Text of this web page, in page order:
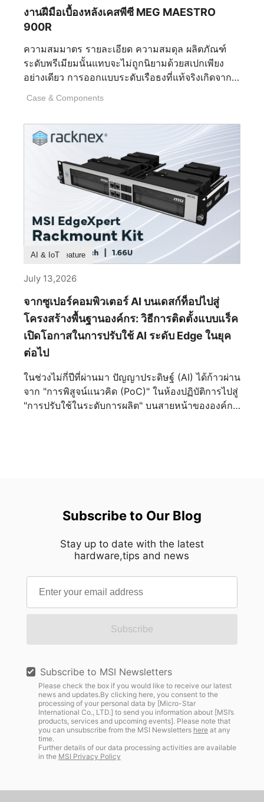
ความจำ ส่วนประกอบระบบระบายความร้อน อุปกรณ์
ต่อพ่วง และอุปกรณ์ของบุคคลที่สามที่เข้ากันได้จาก
อินเตอร์เฟซเดียว ความเข้ากันได้ที่กว้างขวางช่วยลด
ความซับซ้อนที่ไม่จำเป็น ความต้องการใช้
แอปพลิเคชันหลายตัว และการสิ้นเปลืองทรัพยากรที่มี
ค่าของโปรเซสเซอร์ แรม และที่เก็บข้อมูลของคุณ
การใช้งานพีซีที่เรียบง่ายและมีประสิทธิภาพยิ่งขึ้น
ปรับแต่งละเอียดอย่างไร — สี เอฟเฟกต์ และโปรไฟล์?
ตัวเลือกการปรับแต่งไฟ RGB มีความยืดหยุ่นเพียงไร
รวมถึงสี เอฟเฟกต์ และโปรไฟล์? โหมดไฟ RGB: 10
โหมดไฟในตัว รวมถึง Wave, Steady, Flame,
Breath, CPU Temperature, Color Ring, [...]
งานฝีมือเบื้องหลังเคสพีซี MEG MAESTRO
900R
ความสมมาตร รายละเอียด ความสมดุล ผลิตภัณฑ์
ระดับพรีเมียมนั้นแทบจะไม่ถูกนิยามด้วยสเปกเพียง
อย่างเดียว การออกแบบระดับเรือธงที่แท้จริงเกิดจาก
ก่อนที่จะมีการติดตั้งชิ้นส่วนแรก นั่นคือการตัดสินใจ
ขัดเกลาทุกรายละเอียดจนเหลือไว้แต่สิ่งที่สมบูรณ์แบบ
ที่สุด MEG MAESTRO 900R คือตัวแทนของปรัชญา
นี้อย่างแท้จริง ในฐานะเคสระดับเรือธงของ MSI เคสนี้
ไม่ได้ถูกออกแบบมาเพื่อให้เป็นเพียงแค่ตู้อวดโฉม
ฮาร์ดแวร์ไฮเอนด์เท่านั้น แต่ถูกรังสรรค์ให้เป็นชิ้นงาน
สถาปัตยกรรมชิ้นเอก ที่ซึ่งความแม่นยำทางวิศวกรรม
และความประณีตงดงามผสานกันอย่างลงตัว ทุกๆ เส้น
สาย ทุกพื้นผิว และทุกการหักเหของแสงได้รับการ
ไตร่ตรองมาเป็นอย่างดี เพื่อสร้างสรรค์รูปทรงที่ดูเหนือ
กาลเวลามากกว่าที่จะวิ่งตามกระแส ผลลัพธ์ที่ได้จึง
เป็นมากกว่าเคสพีซีระดับพรีเมียม แต่มันคือการ
โครงสร้างและความสุนทรียภาพหลอมรวมเข้าด้วยกัน
จนแยกออกจากกันไม่ได้ จุดเริ่มต้นแห่งความสมดุลอัน
สมบูรณ์แบบ ตลอดหน้าประวัติศาสตร์ ความสมมาตร
เป็นตัวแทนของความมั่นคง ความเป็นระเบียบ
เรียบร้อย และความยั่งยืน นับตั้งแต่วสถาปัตยกรรม
คลาสสิกไปจนถึงการออกแบบอุตสาหกรรมสมัยใหม่
สายตามนุษย์มักจะดึงดูดเข้าหาองค์ประกอบที่มีความ
สมดุลโดยสัญชาตญาณ MEG MAESTRO 900R นำ
ด้วยการตัดสิ่งรบกวนทางสายตาที่ไม่จำเป็นออกไป
เป็นธรรมชาติ เปิดโอกาสให้ทุกๆ รายละเอียดปรากฏ
เด่นชัดด้วยความคมชัดน่าทึ่ง แทนที่จะทำให้รู้สึก
ความเงียบสงบ นี่คือความสมดุลที่ได้รับการขัดเกลา
จนสมบูรณ์แบบ การขัดเกลาผ่านกระบวนการผลิตเก้า
อาศัยความซับซ้อนเบื้องหลังที่ไม่ง่าย แผงตกแต่ง
อย่างพิถีพิถันถึงเก้าขั้นตอนก่อนที่จะออกมาเป็นรูปทรง
สมบูรณ์ แต่ละขั้นตอนต่อยอดจากขั้นตอนก่อนหน้า
ช่วยให้ความแม่นยำสะสมเพิ่มขึ้นทีละน้อย แทนที่จะ
พึ่งพาเพียงขั้นตอนการตกแต่งขั้นสุดท้ายแค่ครั้งเดียว
การเดินทางเริ่มต้นด้วยการกลึงด้วยเครื่อง CNC ซึ่ง
ทุกพื้นผิวถูกขึ้นรูปด้วยความแม่นยำด้านมิติที่ยอดเยี่ยม
ตามด้วยการแกะสลักด้วยเลเซอร์เพื่อกำหนดราย
Case & Components
Product Feature
AI & IoT
July 13,2026
จากซูเปอร์คอมพิวเตอร์ AI บนเดสก์ท็อปไปสู่
โครงสร้างพื้นฐานองค์กร: วิธีการติดตั้งแบบแร็ค
เปิดโอกาสในการปรับใช้ AI ระดับ Edge ในยุค
ต่อไป
ในช่วงไม่กี่ปีที่ผ่านมา ปัญญาประดิษฐ์ (AI) ได้ก้าวผ่าน
จาก "การพิสูจน์แนวคิด (PoC)" ในห้องปฏิบัติการไปสู่
"การปรับใช้ในระดับการผลิต" บนสายหน้าขององค์กร
เผชิญกับความท้าทายที่เป็นจริงและเกี่ยวข้องกับปัญหา
ทรงพลังที่สุดแล้ว แต่เราจะใส่ไว้ที่ไหน? เราจะทำ
อย่างไรให้มันผสานเข้ากับห้องเซิร์ฟเวอร์ไอทีที่มีอยู่
ของเราได้อย่างปลอดภัยและมีประสิทธิภาพ?" เพื่อ
เชื่อมช่องว่างสุดท้ายในการปรับใช้งาน Edge AI
เมาท์ที่พัฒนาโดย Racknex, ผู้เชี่ยวชาญด้านการติด
สามารถเข้ากับแร็คเซิร์ฟเวอร์มาตรฐานขนาด 19 นิ้ว
ได้อย่างสมบูรณ์แบบ ทำให้องค์กรสามารถสร้าง
โครงสร้างพื้นฐาน AI รุ่นต่อไปที่มีความยืดหยุ่นและ
มืออาชีพได้ ทำไม Edge AI จึงย้ายจาก Cloud ไปยัง
"Enterprise Frontline" ในขณะที่งาน AI แบบดั้งเดิม
ได้พึ่งพาศูนย์ข้อมูลบนคลาวด์อย่างมาก การปรับใช้
Subscribe to Our Blog
Stay up to date with the latest
hardware,tips and news
Subscribe
Subscribe to MSI Newsletters
Please check the box if you would like to receive our latest
news and updates.By clicking here, you consent to the
processing of your personal data by [Micro-Star
International Co., LTD.] to send you information about [MSI’s
products, services and upcoming events]. Please note that
you can unsubscribe from the MSI Newsletters hereat any
time.
Further details of our data processing activities are available
in the MSI Privacy Policy